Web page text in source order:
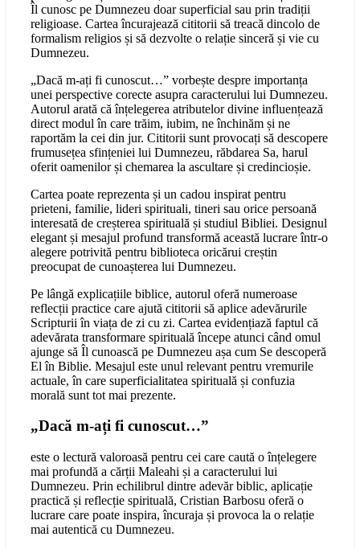
Îl cunosc pe Dumnezeu doar superficial sau prin tradiții
religioase. Cartea încurajează cititorii să treacă dincolo de
formalism religios și să dezvolte o relație sinceră și vie cu
Dumnezeu.
„Dacă m-ați fi cunoscut…” vorbește despre importanța
unei perspective corecte asupra caracterului lui Dumnezeu.
Autorul arată că înțelegerea atributelor divine influențează
direct modul în care trăim, iubim, ne închinăm și ne
raportăm la cei din jur. Cititorii sunt provocați să descopere
frumusețea sfințeniei lui Dumnezeu, răbdarea Sa, harul
oferit oamenilor și chemarea la ascultare și credincioșie.
Cartea poate reprezenta și un cadou inspirat pentru
prieteni, familie, lideri spirituali, tineri sau orice persoană
interesată de creșterea spirituală și studiul Bibliei. Designul
elegant și mesajul profund transformă această lucrare într-o
alegere potrivită pentru biblioteca oricărui creștin
preocupat de cunoașterea lui Dumnezeu.
Pe lângă explicațiile biblice, autorul oferă numeroase
reflecții practice care ajută cititorii să aplice adevărurile
Scripturii în viața de zi cu zi. Cartea evidențiază faptul că
adevărata transformare spirituală începe atunci când omul
ajunge să Îl cunoască pe Dumnezeu așa cum Se descoperă
El în Biblie. Mesajul este unul relevant pentru vremurile
actuale, în care superficialitatea spirituală și confuzia
morală sunt tot mai prezente.
„Dacă m-ați fi cunoscut…”
este o lectură valoroasă pentru cei care caută o înțelegere
mai profundă a cărții Maleahi și a caracterului lui
Dumnezeu. Prin echilibrul dintre adevăr biblic, aplicație
practică și reflecție spirituală, Cristian Barbosu oferă o
lucrare care poate inspira, încuraja și provoca la o relație
mai autentică cu Dumnezeu.